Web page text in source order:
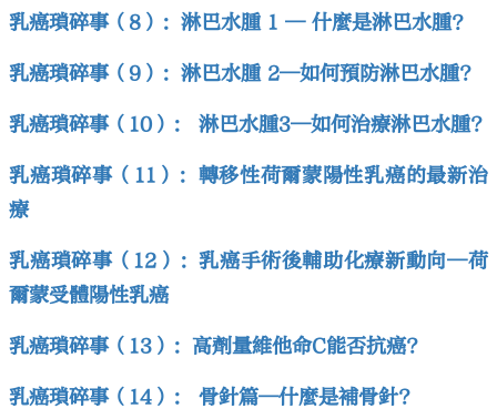
乳癌瑣碎事（8）：淋巴水腫 1 — 什麼是淋巴水腫？
乳癌瑣碎事（9）：淋巴水腫 2—如何預防淋巴水腫?
乳癌瑣碎事（10）： 淋巴水腫3—如何治療淋巴水腫?
乳癌瑣碎事（11）：轉移性荷爾蒙陽性乳癌的最新治
療
乳癌瑣碎事（12）：乳癌手術後輔助化療新動向—荷
爾蒙受體陽性乳癌
乳癌瑣碎事（13）：高劑量維他命C能否抗癌?
乳癌瑣碎事（14）： 骨針篇—什麼是補骨針?